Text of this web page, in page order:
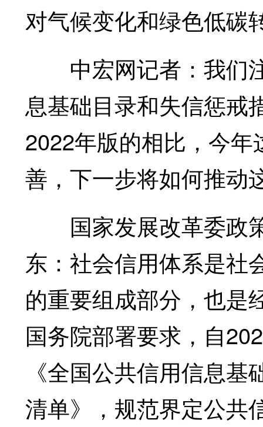
对气候变化和绿色低碳
中宏网记者： 我们
息基础目录和失信惩戒
2022年版的相比，今
善，下一步将如何推动
国家发展改革委政
东： 社会信用体系是社
的重要组成部分，也是
国务院部署要求，自
《全国公共信用信息
清单》，规范界定公共